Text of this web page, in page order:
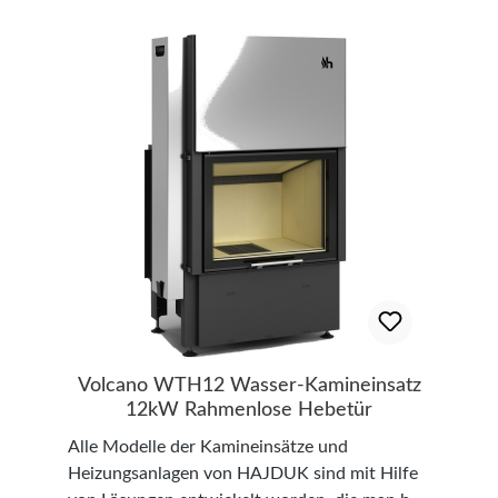
eine Person durchgeführt werden. Das
verwendete Faservlies wird aus Polyester
hergestellt, der fast ausschließlich aus
recyceltem Rohstoff besteht und somit einen
wichtigen Beitrag zum Schutz der Umwelt
leistet. Die Polystyrol-Aussenhaut ist eine
wiederverwendbar!
Volcano WTH12 Wasser-Kamineinsatz
12kW Rahmenlose Hebetür
Alle Modelle der Kamineinsätze und
Heizungsanlagen von HAJDUK sind mit Hilfe